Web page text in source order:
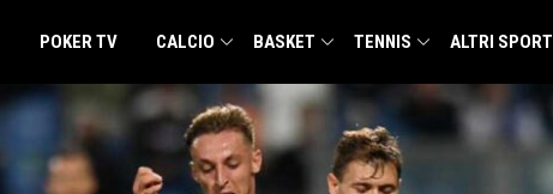
POKER TV CALCIO BASKET TENNIS ALTRI SPORT